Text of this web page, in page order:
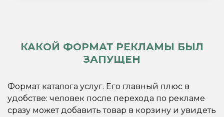
КАКОЙ ФОРМАТ РЕКЛАМЫ БЫЛ
ЗАПУЩЕН
Формат каталога услуг. Его главный плюс в
удобстве: человек после перехода по рекламе
сразу может добавить товар в корзину и увидеть